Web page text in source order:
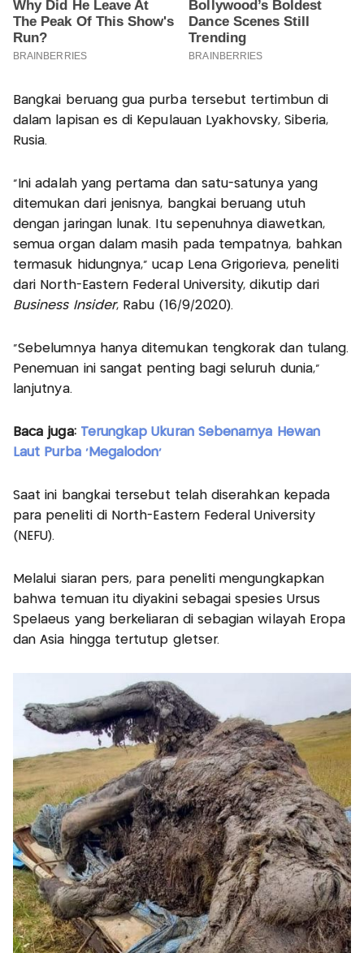
Bangkai beruang gua purba tersebut tertimbun di
dalam lapisan es di Kepulauan Lyakhovsky, Siberia,
Rusia.
"Ini adalah yang pertama dan satu-satunya yang
ditemukan dari jenisnya, bangkai beruang utuh
dengan jaringan lunak. Itu sepenuhnya diawetkan,
semua organ dalam masih pada tempatnya, bahkan
termasuk hidungnya," ucap Lena Grigorieva, peneliti
dari North-Eastern Federal University, dikutip dari
Business Insider, Rabu (16/9/2020).
"Sebelumnya hanya ditemukan tengkorak dan tulang.
Penemuan ini sangat penting bagi seluruh dunia,"
lanjutnya.
Baca juga: Terungkap Ukuran Sebenarnya Hewan
Laut Purba 'Megalodon'
Saat ini bangkai tersebut telah diserahkan kepada
para peneliti di North-Eastern Federal University
(NEFU).
Melalui siaran pers, para peneliti mengungkapkan
bahwa temuan itu diyakini sebagai spesies Ursus
Spelaeus yang berkeliaran di sebagian wilayah Eropa
dan Asia hingga tertutup gletser.